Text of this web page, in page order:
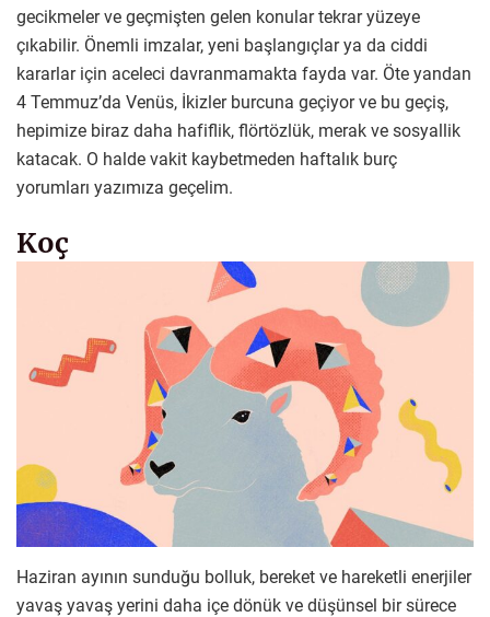
gecikmeler ve geçmişten gelen konular tekrar yüzeye
çıkabilir. Önemli imzalar, yeni başlangıçlar ya da ciddi
kararlar için aceleci davranmamakta fayda var. Öte yandan
4 Temmuz’da Venüs, İkizler burcuna geçiyor ve bu geçiş,
hepimize biraz daha hafiflik, flörtözlük, merak ve sosyallik
katacak. O halde vakit kaybetmeden haftalık burç
yorumları yazımıza geçelim.
Koç
Haziran ayının sunduğu bolluk, bereket ve hareketli enerjiler
yavaş yavaş yerini daha içe dönük ve düşünsel bir sürece